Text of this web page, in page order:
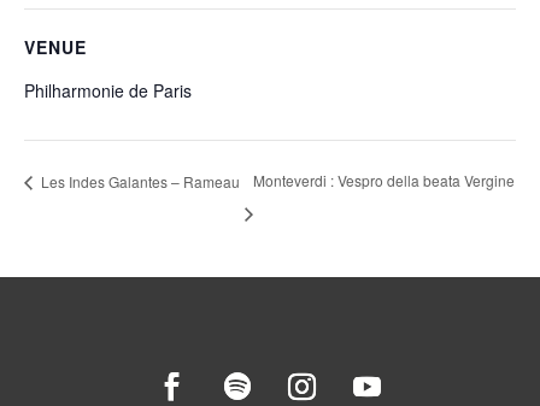
VENUE
Philharmonie de Paris
Les Indes Galantes – Rameau Monteverdi : Vespro della beata Vergine